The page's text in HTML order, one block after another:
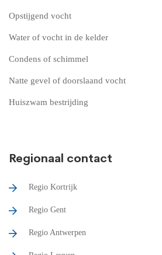
Opstijgend vocht
Water of vocht in de kelder
Condens of schimmel
Natte gevel of doorslaand vocht
Huiszwam bestrijding
Regionaal contact
Regio Kortrijk
Regio Gent
Regio Antwerpen